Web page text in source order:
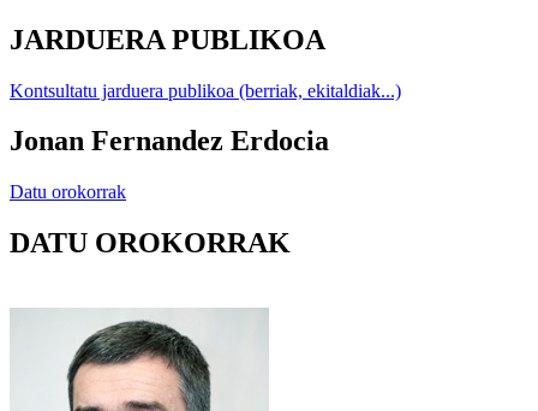
JARDUERA PUBLIKOA
Kontsultatu jarduera publikoa (berriak, ekitaldiak...)
Jonan Fernandez Erdocia
Datu orokorrak
DATU OROKORRAK